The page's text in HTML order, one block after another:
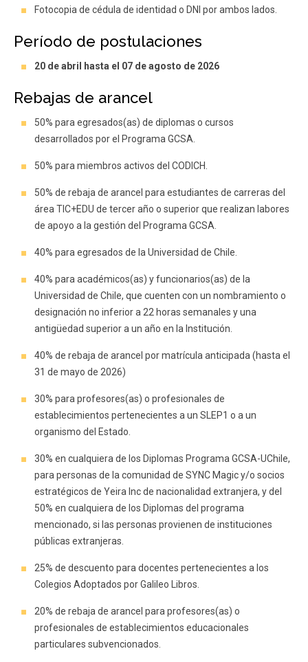
Fotocopia de cédula de identidad o DNI por ambos lados.
Período de postulaciones
20 de abril hasta el 07 de agosto de 2026
Rebajas de arancel
50% para egresados(as) de diplomas o cursos
desarrollados por el Programa GCSA.
50% para miembros activos del CODICH.
50% de rebaja de arancel para estudiantes de carreras del
área TIC+EDU de tercer año o superior que realizan labores
de apoyo a la gestión del Programa GCSA.
40% para egresados de la Universidad de Chile.
40% para académicos(as) y funcionarios(as) de la
Universidad de Chile, que cuenten con un nombramiento o
designación no inferior a 22 horas semanales y una
antigüedad superior a un año en la Institución.
40% de rebaja de arancel por matrícula anticipada (hasta el
31 de mayo de 2026)
30% para profesores(as) o profesionales de
establecimientos pertenecientes a un SLEP1 o a un
organismo del Estado.
30% en cualquiera de los Diplomas Programa GCSA-UChile,
para personas de la comunidad de SYNC Magic y/o socios
estratégicos de Yeira Inc de nacionalidad extranjera, y del
50% en cualquiera de los Diplomas del programa
mencionado, si las personas provienen de instituciones
públicas extranjeras.
25% de descuento para docentes pertenecientes a los
Colegios Adoptados por Galileo Libros.
20% de rebaja de arancel para profesores(as) o
profesionales de establecimientos educacionales
particulares subvencionados.